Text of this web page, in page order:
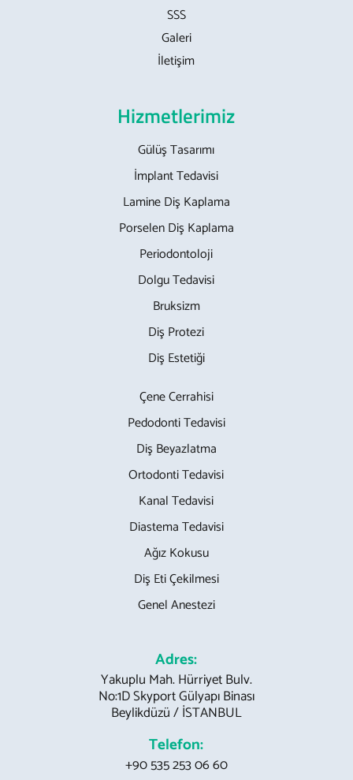
SSS
Galeri
İletişim
Hizmetlerimiz
Gülüş Tasarımı
İmplant Tedavisi
Lamine Diş Kaplama
Porselen Diş Kaplama
Periodontoloji
Dolgu Tedavisi
Bruksizm
Diş Protezi
Diş Estetiği
Çene Cerrahisi
Pedodonti Tedavisi
Diş Beyazlatma
Ortodonti Tedavisi
Kanal Tedavisi
Diastema Tedavisi
Ağız Kokusu
Diş Eti Çekilmesi
Genel Anestezi
Adres:
Yakuplu Mah. Hürriyet Bulv.
No:1D Skyport Gülyapı Binası
Beylikdüzü / İSTANBUL
Telefon:
+90 535 253 06 60